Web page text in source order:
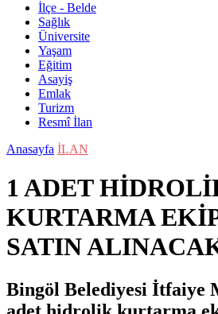
İlçe - Belde
Sağlık
Üniversite
Yaşam
Eğitim
Asayiş
Emlak
Turizm
Resmî İlan
Anasayfa İLAN
1 ADET
KURTARMA
SATIN
Bingöl Belediyesi İtfaiye